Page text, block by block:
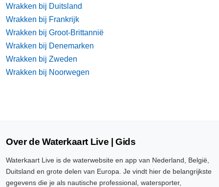
Wrakken bij Duitsland
Wrakken bij Frankrijk
Wrakken bij Groot-Brittannië
Wrakken bij Denemarken
Wrakken bij Zweden
Wrakken bij Noorwegen
Over de Waterkaart Live | Gids
Waterkaart Live is de waterwebsite en app van Nederland, België,
Duitsland en grote delen van Europa. Je vindt hier de belangrijkste
gegevens die je als nautische professional, watersporter,